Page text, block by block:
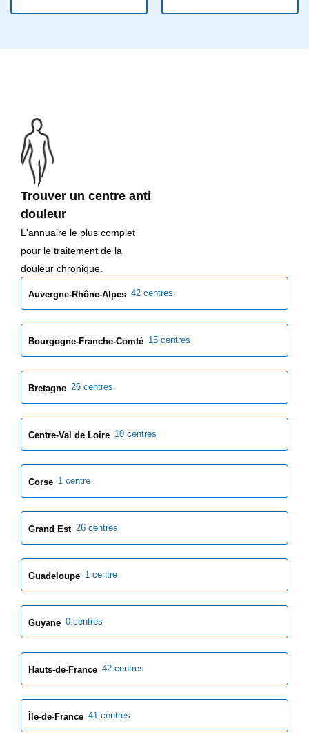
Trouver un centre anti
douleur
L'annuaire le plus complet
pour le traitement de la
douleur chronique.
Auvergne-Rhône-Alpes 42 centres
Bourgogne-Franche-Comté 15 centres
Bretagne 26 centres
Centre-Val de Loire 10 centres
Corse 1 centre
Grand Est 26 centres
Guadeloupe 1 centre
Guyane 0 centres
Hauts-de-France 42 centres
Île-de-France 41 centres